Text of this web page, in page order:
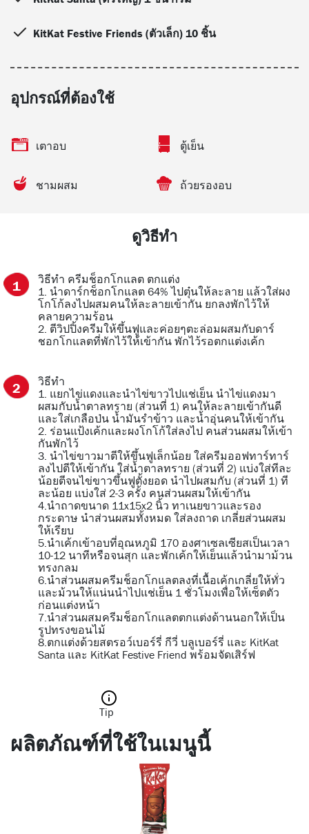
KitKat Festive Friends (ตัวเล็ก) 10 ชิ้น
อุปกรณ์ที่ต้องใช้
เตาอบ ตู้เย็น
ชามผสม ถ้วยรองอบ
ดูวิธีทำ
วิธีทำ ครีมช็อกโกแลต ตกแต่ง
1. นำดาร์กช็อกโกแลต 64% ไปตุ๋นให้ละลาย แล้วใส่ผง
โกโก้ลงไปผสมคนให้ละลายเข้ากัน ยกลงพักไว้ให้
คลายความร้อน
2. ตีวิปปิ้งครีมให้ขึ้นฟูและค่อยๆตะล่อมผสมกับดาร์
ชอกโกแลตที่พักไว้ให้เข้ากัน พักไว้รอตกแต่งเค้ก
วิธีทำ
1. แยกไข่แดงและนำไข่ขาวไปแช่เย็น นำไข่แดงมา
ผสมกับน้ำตาลทราย (ส่วนที่ 1) คนให้ละลายเข้ากันดี
และใส่เกลือป่น น้ำมันรำข้าว และน้ำอุ่นคนให้เข้ากัน
2. ร่อนแป้งเค้กและผงโกโก้ใส่ลงไป คนส่วนผสมให้เข้า
กันพักไว้
3. นำไข่ขาวมาตีให้ขึ้นฟูเล็กน้อย ใส่ครีมออฟทาร์ทาร์
ลงไปตีให้เข้ากัน ใส่น้ำตาลทราย (ส่วนที่ 2) แบ่งใส่ทีละ
น้อยตีจนไข่ขาวขึ้นฟูตั้งยอด นำไปผสมกับ (ส่วนที่ 1) ที
ละน้อย แบ่งใส่ 2-3 ครั้ง คนส่วนผสมให้เข้ากัน
4.นำถาดขนาด 11x15x2 นิ้ว ทาเนยขาวและรอง
กระดาษ นำส่วนผสมทั้งหมด ใส่ลงถาด เกลี่ยส่วนผสม
ให้เรียบ
5.นำเค้กเข้าอบที่อุณหภูมิ 170 องศาเซลเซียสเป็นเวลา
10-12 นาทีหรือจนสุก และพักเค้กให้เย็นแล้วนำมาม้วน
ทรงกลม
6.นำส่วนผสมครีมช็อกโกแลตลงที่เนื้อเค้กเกลี่ยให้ทั่ว
และม้วนให้แน่นนำไปแช่เย็น 1 ชั่วโมงเพื่อให้เซ็ตตัว
ก่อนแต่งหน้า
7.นำส่วนผสมครีมช็อกโกแลตตกแต่งด้านนอกให้เป็น
รูปทรงขอนไม้
8.ตกแต่งด้วยสตรอว์เบอร์รี่ กีวี่ บลูเบอร์รี่ และ KitKat
Santa และ KitKat Festive Friend พร้อมจัดเสิร์ฟ
Tip
ผลิตภัณฑ์ที่ใช้ในเมนูนี้